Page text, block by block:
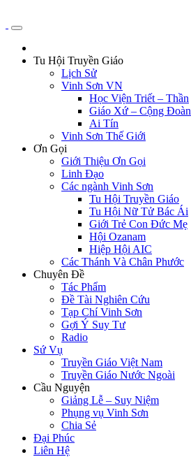
Tu Hội Truyền Giáo
Lịch Sử
Vinh Sơn VN
Học Viện Triết – Thần
Giáo Xứ – Cộng Đoàn
Ai Tín
Vinh Sơn Thế Giới
Ơn Gọi
Giới Thiệu Ơn Gọi
Linh Đạo
Các ngành Vinh Sơn
Tu Hội Truyền Giáo
Tu Hội Nữ Tử Bác Ái
Giới Trẻ Con Đức Mẹ
Hội Ozanam
Hiệp Hội AIC
Các Thánh Và Chân Phước
Chuyên Đề
Tác Phẩm
Đề Tài Nghiên Cứu
Tạp Chí Vinh Sơn
Gợi Ý Suy Tư
Radio
Sứ Vụ
Truyền Giáo Việt Nam
Truyền Giáo Nước Ngoài
Cầu Nguyện
Giảng Lễ – Suy Niệm
Phụng vụ Vinh Sơn
Chia Sẻ
Đại Phúc
Liên Hệ